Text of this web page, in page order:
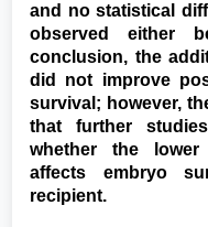
and no statistical
observed either
conclusion, the
did not improve
survival; however,
that further
whether the
affects embryo
recipient.